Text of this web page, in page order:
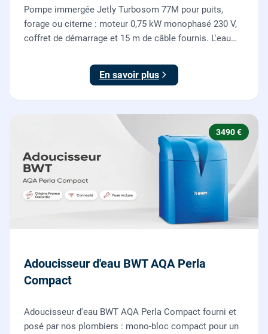
Pompe immergée Jetly Turbosom 77M pour puits,
forage ou citerne : moteur 0,75 kW monophasé 230 V,
coffret de démarrage et 15 m de câble fournis. L'eau
et posée par nos plombiers.
En savoir plus
3490 €
Adoucisseur d'eau BWT AQA Perla
Compact
Adoucisseur d'eau BWT AQA Perla Compact fourni et
posé par nos plombiers : mono-bloc compact pour un